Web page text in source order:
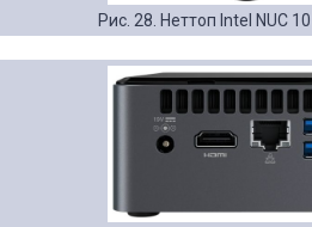
Рис. 28. Неттоп Intel NUC